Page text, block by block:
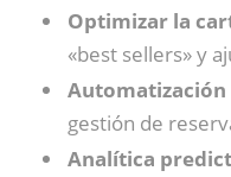
Optimizar la
«best sellers» y
Automatización
gestión de
Analítica